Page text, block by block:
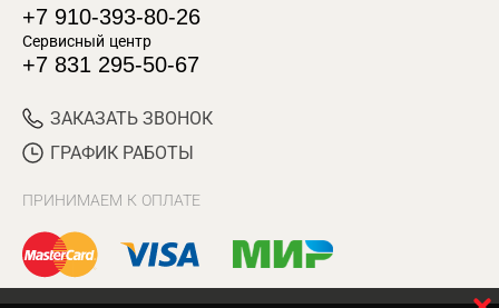
+7 910-393-80-26
Сервисный центр
+7 831 295-50-67
ЗАКАЗАТЬ ЗВОНОК
ГРАФИК РАБОТЫ
ПРИНИМАЕМ К ОПЛАТЕ